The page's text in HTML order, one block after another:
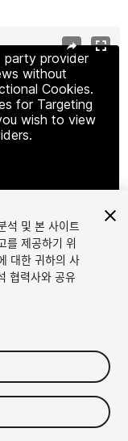
party provider
without
Cookies.
for Targeting
wish to view
석 및 본 사이트
를 제공하기 위
대한 귀하의 사
협력사와 공유